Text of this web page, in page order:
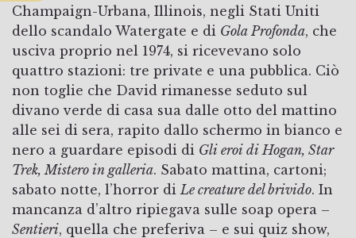
Champaign-Urbana, Illinois, negli Stati Uniti
dello scandalo Watergate e di Gola Profonda, che
usciva proprio nel 1974, si ricevevano solo
quattro stazioni: tre private e una pubblica. Ciò
non toglie che David rimanesse seduto sul
divano verde di casa sua dalle otto del mattino
alle sei di sera, rapito dallo schermo in bianco e
nero a guardare episodi di Gli eroi di Hogan, Star
Trek, Mistero in galleria. Sabato mattina, cartoni;
sabato notte, l’horror di Le creature del brivido. In
mancanza d’altro ripiegava sulle soap opera –
Sentieri, quella che preferiva – e sui quiz show,